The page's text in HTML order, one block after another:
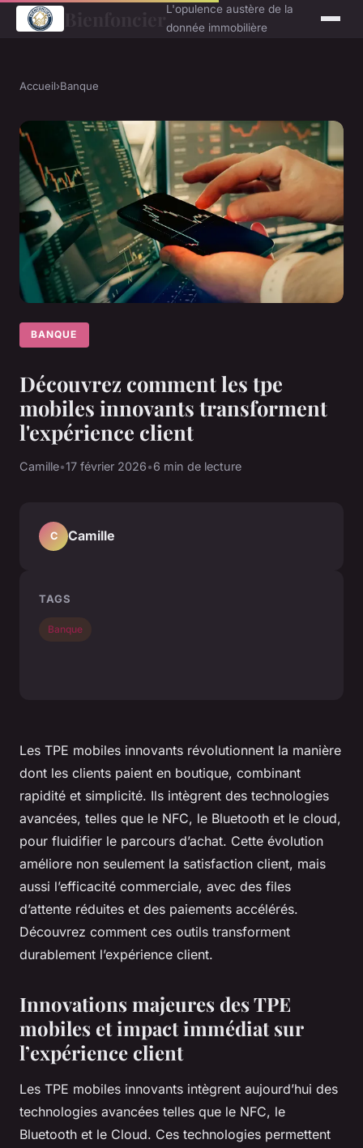
L'opulence austère de la
donnée immobilière
Accueil›Banque
BANQUE
Découvrez comment les tpe
mobiles innovants transforment
l'expérience client
Camille•17 février 2026•6 min de lecture
Les TPE mobiles innovants révolutionnent la manière
dont les clients paient en boutique, combinant
rapidité et simplicité. Ils intègrent des technologies
avancées, telles que le NFC, le Bluetooth et le cloud,
pour fluidifier le parcours d’achat. Cette évolution
améliore non seulement la satisfaction client, mais
aussi l’efficacité commerciale, avec des files
d’attente réduites et des paiements accélérés.
Découvrez comment ces outils transforment
durablement l’expérience client.
Innovations majeures des TPE
mobiles et impact immédiat sur
l’expérience client
Les TPE mobiles innovants intègrent aujourd’hui des
technologies avancées telles que le NFC, le
Bluetooth et le Cloud. Ces technologies permettent
C Camille
TAGS
Banque